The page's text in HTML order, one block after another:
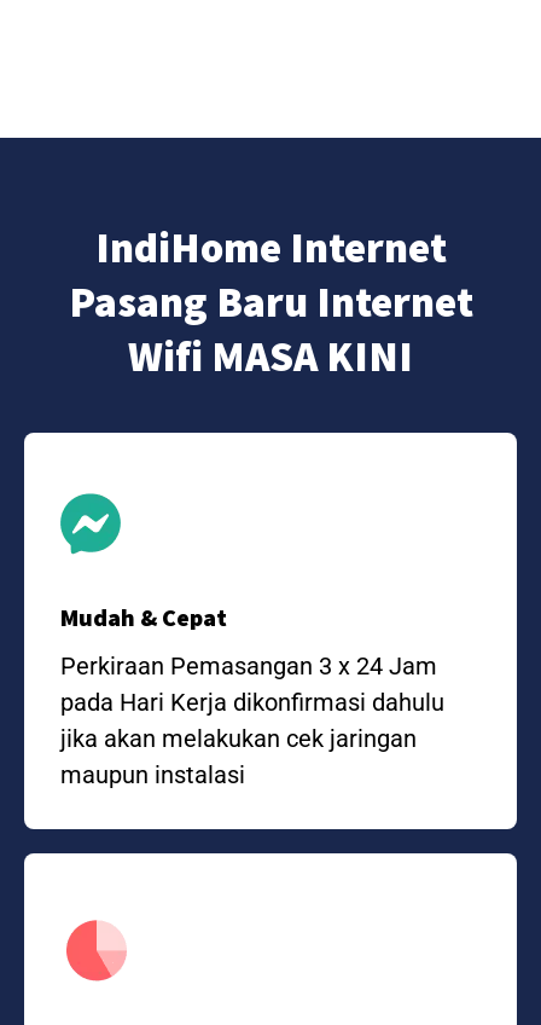
IndiHome Internet
Pasang Baru Internet
Wifi MASA KINI
Mudah & Cepat
Perkiraan Pemasangan 3 x 24 Jam
pada Hari Kerja dikonfirmasi dahulu
jika akan melakukan cek jaringan
maupun instalasi